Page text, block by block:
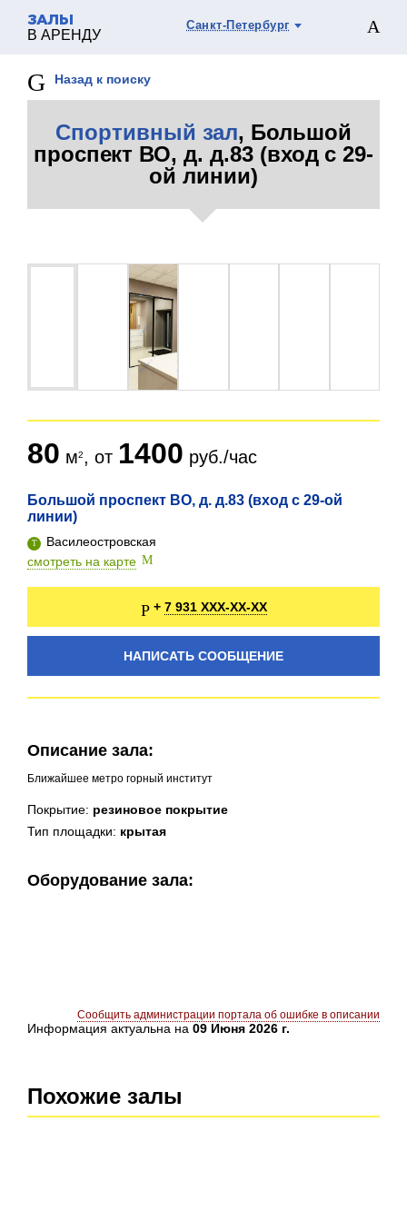
ЗАЛЫ
В АРЕНДУ
Санкт-Петербург
Назад к поиску
Спортивный зал, Большой
проспект ВО, д. д.83 (вход с 29-
ой линии)
Большой проспект ВО, д. д.83 (вход с 29-ой
линии)
Василеостровская
смотреть на карте
80 м , от 1400 руб./час
+ 7 931 XXX-XX-XX
НАПИСАТЬ СООБЩЕНИЕ
Описание зала:
Ближайшее метро горный институт
Покрытие: резиновое покрытие
Тип площадки: крытая
Оборудование зала:
Сообщить администрации портала об ошибке в описании
Информация актуальна на 09 Июня 2026 г.
Похожие залы